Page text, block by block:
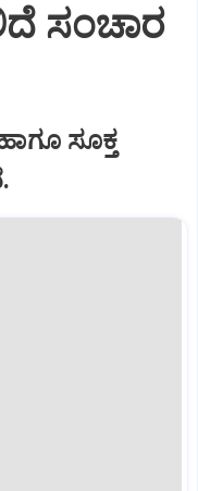
ಸಂಚಾರ
ಸೂಕ್ತ